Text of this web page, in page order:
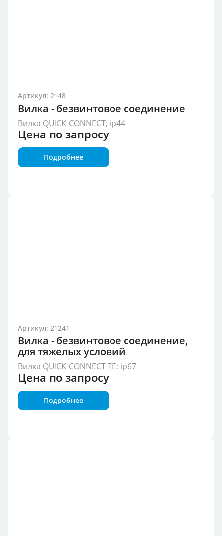
Артикул: 2148
Вилка - безвинтовое соединение
Вилка QUICK-CONNECT; ip44
Цена по запросу
Подробнее
Артикул: 21241
Вилка - безвинтовое соединение,
для тяжелых условий
Вилка QUICK-CONNECT TE; ip67
Цена по запросу
Подробнее